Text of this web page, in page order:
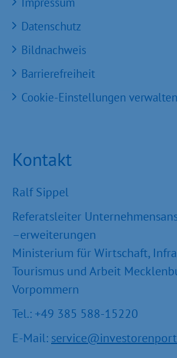
Datenschutz
Bildnachweis
Barrierefreiheit
Cookie-Einstellungen verwalten
Kontakt
Ralf Sippel
Referatsleiter
–erweiterungen
Ministerium für Wirtschaft,
Tourismus und Arbeit
Vorpommern
Tel.: +49 385 588-15220
E-Mail: